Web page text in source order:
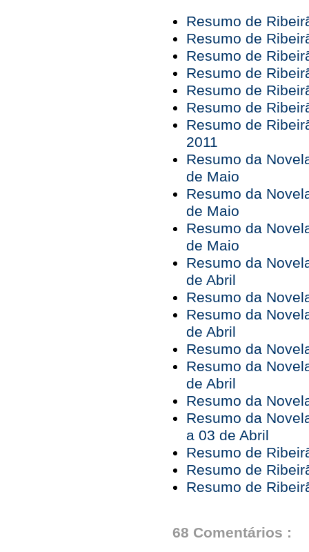
Resumo de
Resumo de
Resumo de
Resumo de
Resumo de
Resumo de
Resumo de
2011
Resumo da
de Maio
Resumo da
de Maio
Resumo da
de Maio
Resumo da
de Abril
Resumo da
Resumo da
de Abril
Resumo da
Resumo da
de Abril
Resumo da
Resumo da
a 03 de Abril
Resumo de
Resumo de
Resumo de
68 Comentários :